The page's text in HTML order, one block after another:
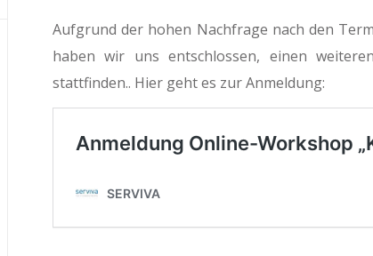
Aufgrund der hohen Nachfrage nach den
haben wir uns entschlossen, einen
stattfinden.. Hier geht es zur Anmeldung: